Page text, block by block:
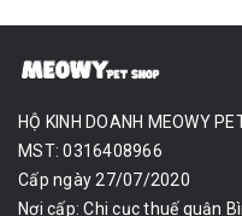
HỘ KINH DOANH MEOWY
MST: 0316408966
Cấp ngày 27/07/2020
Nơi cấp: Chi cục thuế quận